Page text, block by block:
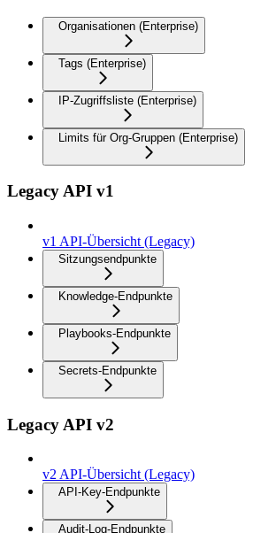
Organisationen (Enterprise)
Tags (Enterprise)
IP-Zugriffsliste (Enterprise)
Limits für Org-Gruppen (Enterprise)
Legacy API v1
v1 API-Übersicht (Legacy)
Sitzungsendpunkte
Knowledge-Endpunkte
Playbooks-Endpunkte
Secrets-Endpunkte
Legacy API v2
v2 API-Übersicht (Legacy)
API-Key-Endpunkte
Audit-Log-Endpunkte